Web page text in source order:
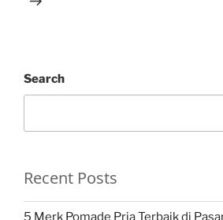
Search
Recent Posts
5 Merk Pomade Pria Terbaik di